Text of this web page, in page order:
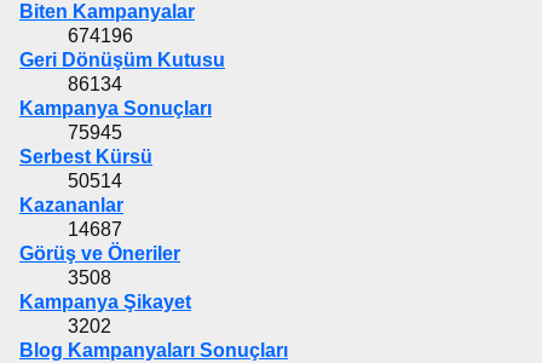
Biten Kampanyalar
674196
Geri Dönüşüm Kutusu
86134
Kampanya Sonuçları
75945
Serbest Kürsü
50514
Kazananlar
14687
Görüş ve Öneriler
3508
Kampanya Şikayet
3202
Blog Kampanyaları Sonuçları